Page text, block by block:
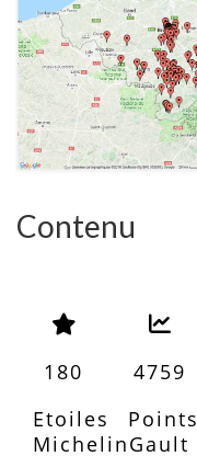
Contenu
180
Etoiles
Michelin
4759
Points
Gault